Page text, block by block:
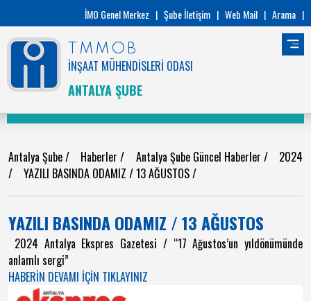
İMO Genel Merkez | Şube İletişim | Web Mail | Arama |
TMMOB
İNŞAAT MÜHENDİSLERİ ODASI
ANTALYA ŞUBE
Antalya Şube/ Haberler/ Antalya Şube Güncel Haberler / 2024
/ YAZILI BASINDA ODAMIZ / 13 AĞUSTOS/
YAZILI BASINDA ODAMIZ / 13 AĞUSTOS
2024 Antalya Ekspres Gazetesi / “17 Ağustos’un yıldönümünde
anlamlı sergi”
HABERİN DEVAMI İÇİN TIKLAYINIZ